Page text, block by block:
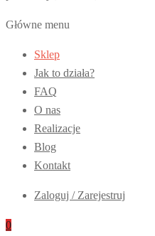
Główne menu
Sklep
Jak to działa?
FAQ
O nas
Realizacje
Blog
Kontakt
Zaloguj / Zarejestruj
0